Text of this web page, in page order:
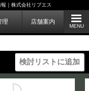
｜株式会社リブエス
理 店舗案内
MENU
検討リストに追加